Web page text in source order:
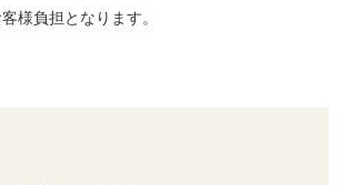
様負担となります。